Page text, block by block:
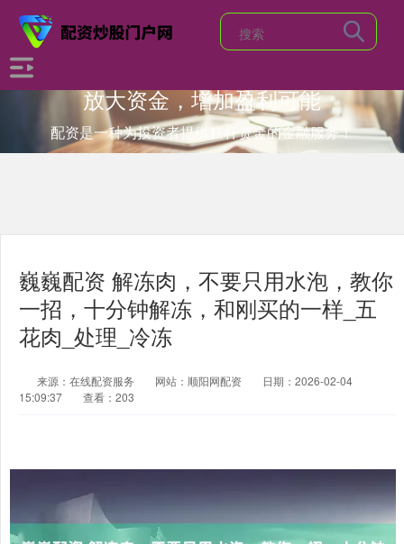
放大资金，增加盈利可能
配资是一种为投资者提供杠杆资金的金融服务！
巍巍配资 解冻肉，不要只用水泡，教你
一招，十分钟解冻，和刚买的一样_五
花肉_处理_冷冻
来源：在线配资服务 网站：顺阳网配资
日期：2026-02-04
15:09:37
查看：203